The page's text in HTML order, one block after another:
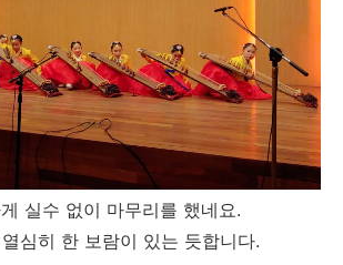
실수 없이 마무리를 했네요.
심히 한 보람이 있는 듯합니다.